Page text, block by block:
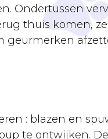
Ondertussen
thuis komen,
: blazen en
te ontwijken.